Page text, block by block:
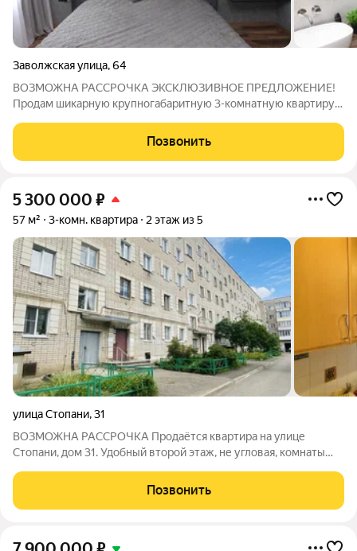
Заволжская улица,64
ВОЗМОЖНА РАССРОЧКА ЭКСКЛЮЗИВНОЕ ПРЕДЛОЖЕНИЕ!
Продам шикарную крупногабаритную 3-комнатную квартиру в
потолки. В 2023 г. установлен новый котел BAXI. Окна ПВХ,
натяжной потолок, установлена система
Позвонить
5 300 000 ₽
57 м² 3-комн. квартира 2 этаж из 5
улица Стопани,31
ВОЗМОЖНА РАССРОЧКА Продаётся квартира на улице
Стопани, дом 31. Удобный второй этаж, не угловая, комнаты
остеклённый балкон, остаётся кухонный гарнитур, мебель
обсудим. Окна выходят на новый
Позвонить